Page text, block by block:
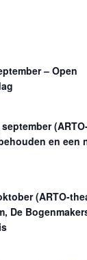
– Open
en een
(ARTO-
De